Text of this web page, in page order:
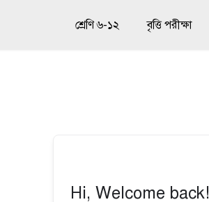
শ্রেণি ৬-১২ বৃত্তি পরীক্ষা
Hi, Welcome back!